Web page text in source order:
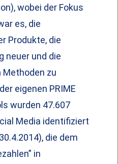
wobei der Fokus
es, die
Produkte, die
neuer und die
zu
eigenen PRIME
wurden 47.607
Media identifiziert
die dem
in